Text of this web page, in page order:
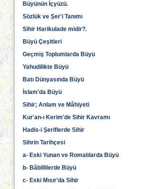
Büyünün İçyüzü.
Sözlük ve Şer'i Tanımı
Sihir Harikulade midir?.
Büyü Çeşitleri
Geçmiş Toplumlarda Büyü
Yahudilikte Büyü
Batı Dünyasında Büyü
İslam'da Büyü
Sihir; Anlam ve Mâhiyeti
Kur'an-ı Kerim'de Sihir Kavramı
Hadis-i Şeriflerde Sihir
Sihrin Tarihçesi
a- Eski Yunan ve Romalılarda Büyü
b- Bâbillilerde Büyü
c- Eski Mısır'da Sihir